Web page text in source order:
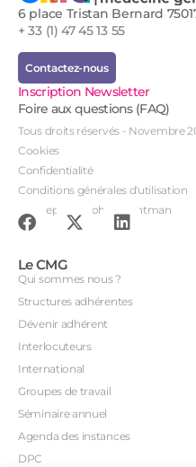
6 place Tristan Bernard
+ 33 (1) 47 45 13 55
Contactez-nous
Inscription Newsletter
Foire aux questions (FAQ)
Tous droits réservés - Novembre
Cookies
Confidentialité
Conditions générales d'utilisation
Conception : John Brightman
Le CMG
Qui sommes nous ?
Structures adhérentes
Dévenir adhérent
Interlocuteurs
International
Groupes de travail
Séminaire annuel
Agenda des instances
DPC